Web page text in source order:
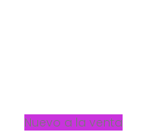
Nuevo a la venta